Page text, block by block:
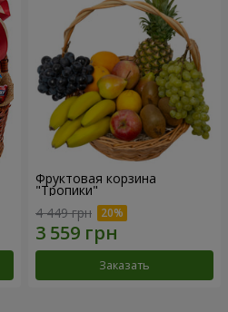
Фруктовая корзина
"Тропики"
4 449 грн
Заказать